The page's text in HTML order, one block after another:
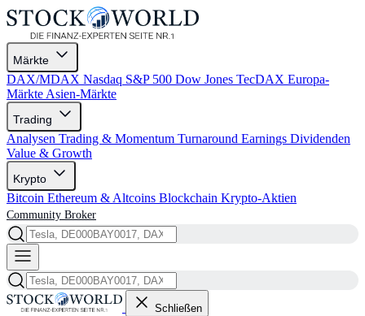
Märkte
DAX/MDAX Nasdaq S&P 500 Dow Jones TecDAX Europa-
Märkte Asien-Märkte
Trading
Analysen Trading & Momentum Turnaround Earnings Dividenden
Value & Growth
Krypto
Bitcoin Ethereum & Altcoins Blockchain Krypto-Aktien
Community Broker
Schließen